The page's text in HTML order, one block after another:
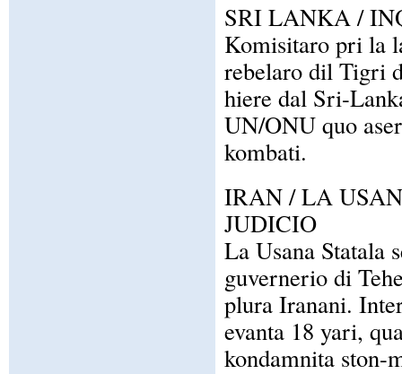
SRI LANKA /
Komisitaro pri la
rebelaro dil Tigri
hiere dal Sri-
UN/ONU quo
kombati.
IRAN / LA
JUDICIO
La Usana Statala
guvernerio di
plura Iranani.
evanta 18 yari,
kondamnita ston-